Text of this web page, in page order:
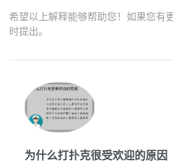
希望以上解释能够帮助您！如果您有
时提出。
为什么打扑克很受欢迎的原因